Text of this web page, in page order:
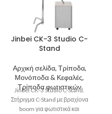
Jinbei CK-3 Studio C-
Stand
Αρχική σελίδα, Τρίποδα,
Μονόποδα & Κεφαλές,
Τρίποδα φωτιστικών
Jinbei CK-3 Studio C-Stand.
Στήριγμα C-Stand με βραχίονα
boom για φωτιστικά και